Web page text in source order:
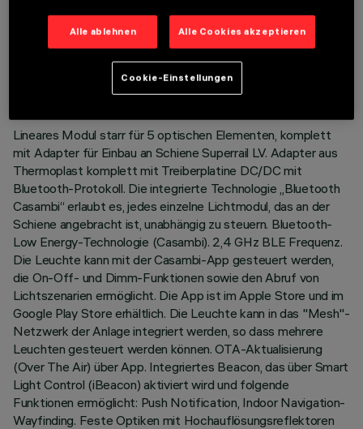
TECHNISCHE DATEN
LETZTES UPDATE: 18.06.2026
Lineares Modul starr für 5 optischen Elementen, komplett
mit Adapter für Einbau an Schiene Superrail LV. Adapter aus
Thermoplast komplett mit Treiberplatine DC/DC mit
Bluetooth-Protokoll. Die integrierte Technologie „Bluetooth
Casambi“ erlaubt es, jedes einzelne Lichtmodul, das an der
Schiene angebracht ist, unabhängig zu steuern. Bluetooth-
Low Energy-Technologie (Casambi). 2,4 GHz BLE Frequenz.
Die Leuchte kann mit der Casambi-App gesteuert werden,
die On-Off- und Dimm-Funktionen sowie den Abruf von
Lichtszenarien ermöglicht. Die App ist im Apple Store und im
Google Play Store erhältlich. Die Leuchte kann in das "Mesh"-
Netzwerk der Anlage integriert werden, so dass mehrere
Leuchten gesteuert werden können. OTA-Aktualisierung
(Over The Air) über App. Integriertes Beacon, das über Smart
Light Control (iBeacon) aktiviert wird und folgende
Funktionen ermöglicht: Push Notification, Indoor Navigation-
Wayfinding. Feste Optiken mit Hochauflösungsreflektoren
Alle ablehnen Alle Cookies akzeptieren
Cookie-Einstellungen